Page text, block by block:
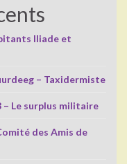
Iliade et
– Taxidermiste
– Le surplus militaire
des Amis de